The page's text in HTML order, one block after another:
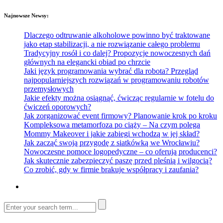
Najnowsze Newsy:
Dlaczego odtruwanie alkoholowe powinno być traktowane
jako etap stabilizacji, a nie rozwiązanie całego problemu
Tradycyjny rosół i co dalej? Propozycje nowoczesnych dań
głównych na elegancki obiad po chrzcie
Jaki język programowania wybrać dla robota? Przegląd
najpopularniejszych rozwiązań w programowaniu robotów
przemysłowych
Jakie efekty można osiągnąć, ćwicząc regularnie w fotelu do
ćwiczeń oporowych?
Jak zorganizować event firmowy? Planowanie krok po kroku
Kompleksowa metamorfoza po ciąży – Na czym polega
Mommy Makeover i jakie zabiegi wchodzą w jej skład?
Jak zacząć swoją przygodę z siatkówką we Wrocławiu?
Nowoczesne pomoce logopedyczne – co oferują producenci?
Jak skutecznie zabezpieczyć paszę przed pleśnią i wilgocią?
Co zrobić, gdy w firmie brakuje współpracy i zaufania?